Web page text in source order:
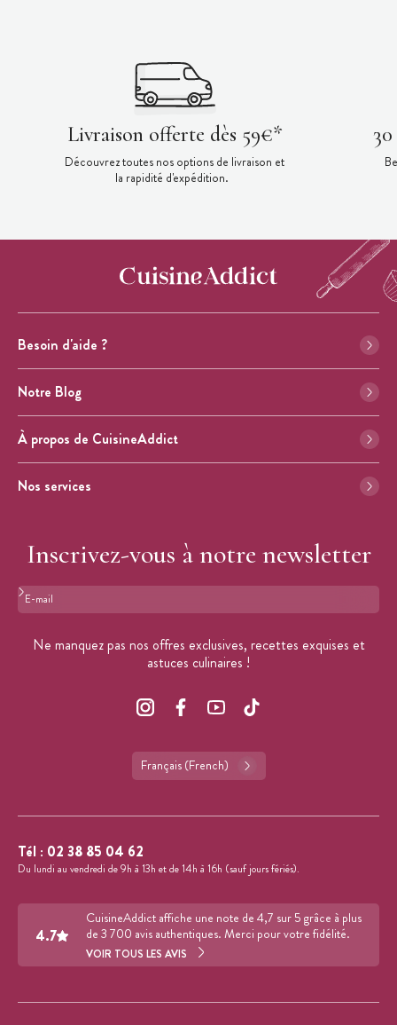
Livraison offerte dès 59€*
Découvrez toutes nos options de livraison et
la rapidité d'expédition.
Besoin d'aide ?
Notre Blog
À propos de CuisineAddict
Nos services
Inscrivez-vous à notre newsletter
Format : adresse@email.com
Ne manquez pas nos offres exclusives, recettes exquises et
astuces culinaires !
Français (French)
Tél : 02 38 85 04 62
Du lundi au vendredi de 9h à 13h et de 14h à 16h (sauf jours fériés).
4.7
CuisineAddict affiche une note de 4,7 sur 5 grâce à plus
de 3 700 avis authentiques. Merci pour votre fidélité.
VOIR TOUS LES AVIS